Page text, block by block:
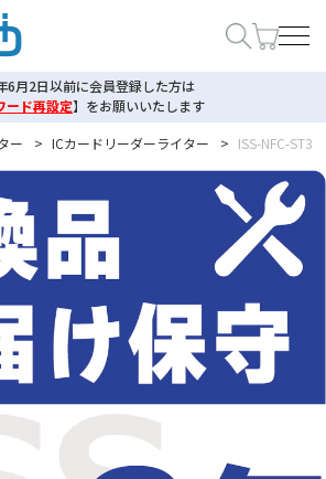
6月2日以前に会員登録した方は
ード再設定】 をお願いいたします
ー > ICカードリーダーライター > ISS-NFC-ST3